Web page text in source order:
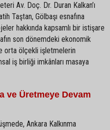
Av. Doç. Dr. Duran Kalkan’ı
Taştan, Gölbaşı esnafına
hakkında kapsamlı bir istişare
son dönemdeki ekonomik
orta ölçekli işletmelerin
iş birliği imkânları masaya
ve Üretmeye Devam
Ankara Kalkınma